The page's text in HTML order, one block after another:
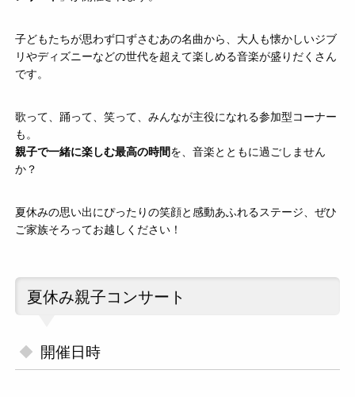
子どもたちが思わず口ずさむあの名曲から、大人も懐かしいジブ
リやディズニーなどの世代を超えて楽しめる音楽が盛りだくさん
です。
歌って、踊って、笑って、みんなが主役になれる参加型コーナー
も。
親子で一緒に楽しむ最高の時間を、音楽とともに過ごしません
か？
夏休みの思い出にぴったりの笑顔と感動あふれるステージ、ぜひ
ご家族そろってお越しください！
夏休み親子コンサート
開催日時